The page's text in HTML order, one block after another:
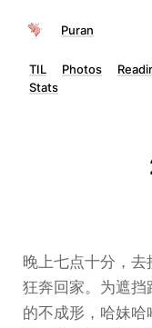
Puran
TIL Photos
Stats
晚上七点十分，
狂奔回家。为遮
的不成形，哈妹